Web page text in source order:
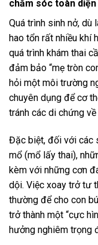
chăm sóc toàn diện
Quá trình sinh nở, dù
hao tổn rất nhiều khí
quá trình khám thai
đảm bảo “mẹ tròn
hỏi một môi trường
chuyên dụng để cơ
tránh các di chứng về
Đặc biệt, đối với các
mổ (mổ lấy thai),
kèm với những cơn
dội. Việc xoay trở tư
thường để cho con
trở thành một “cực
hưởng nghiêm trọng